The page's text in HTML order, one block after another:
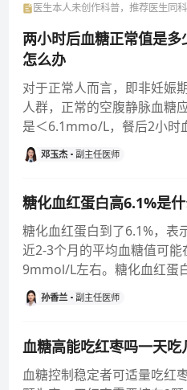
医生本人未创作科普，推荐医生同
两小时后血糖正常值是多
怎么办
对于正常人而言，即非妊娠
人群，正常的空腹静脉血糖
是＜6.1mmo/L，餐后2小时
的正常值是＜7.8mmo/L
邓玉杰 副主任医师
糖化血红蛋白高6.1%是
糖化血红蛋白到了6.1%，表
近2-3个月的平均血糖值可能
9mmol/L左右。糖化血红蛋
映了近2-3个月的血
孙香兰 副主任医师
血糖高能吃红枣吗一天吃
血糖控制稳定者可适量吃红